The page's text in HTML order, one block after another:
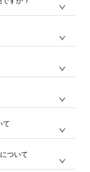
エコバッグコンシェル
をご利用ください。製
ほど、オンデマンド
作することが可能で
/ PNG / AI / PSD /
タの最大サイズ
能です。使用できな
。（※ Illustratorか
いません。AIで保存
ップロードして下さ
。30個以上のご製
トが担当するエコバ
やFAX、メールなど
合は、製作数量が
ト担当が、デザイ
サー
30個以下の場合
用ください)
業者・伝票番号を
すので、直接配送業
お願い致します。
大50%)が適用され
入金額の1％が1ポ
回ご注文時に1ポイ
ただけます。ポイン
され、次回ご注文時
て
生地（Tシャツのホ
チュラル、ホワイト
ついて